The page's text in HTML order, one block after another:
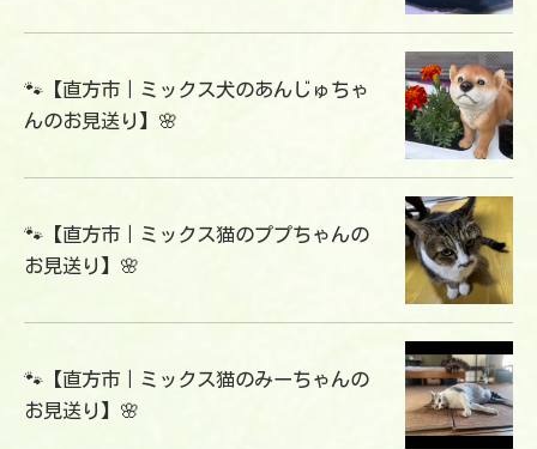
🐾【直方市｜ミックス犬のあんじゅちゃ
んのお見送り】🌸
🐾【直方市｜ミックス猫のププちゃんの
お見送り】🌸
🐾【直方市｜ミックス猫のみーちゃんの
お見送り】🌸